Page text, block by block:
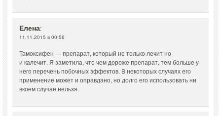
Елена:
11.11.2015 в 00:56
Тамоксифен — препарат, который не только лечит но
и калечит. Я заметила, что чем дороже препарат, тем больше у
него перечень побочных эффектов. В некоторых случаях его
применение может и оправдано, но долго его использовать ни
вкоем случае нельзя.